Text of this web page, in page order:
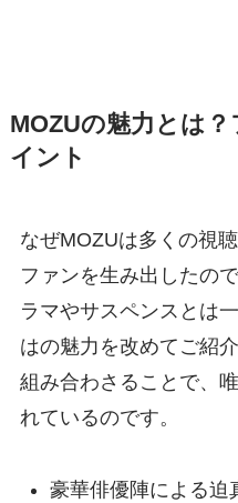
MOZUの魅力とは
イント
なぜMOZUは多くの視
ファンを生み出したの
ラマやサスペンスとは
はの魅力を改めてご紹
組み合わさることで、
れているのです。
豪華俳優陣による迫